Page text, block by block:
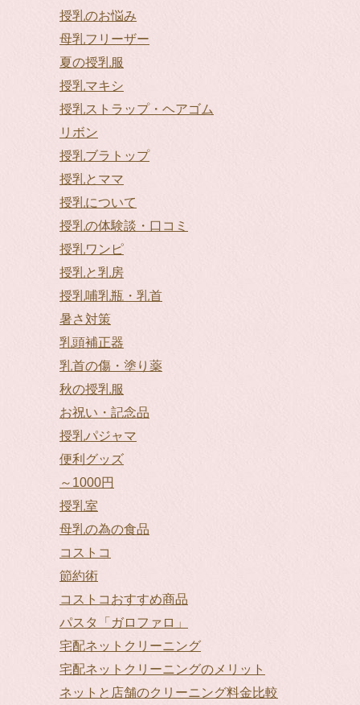
授乳のお悩み
母乳フリーザー
夏の授乳服
授乳マキシ
授乳ストラップ・ヘアゴム
リボン
授乳ブラトップ
授乳とママ
授乳について
授乳の体験談・口コミ
授乳ワンピ
授乳と乳房
授乳哺乳瓶・乳首
暑さ対策
乳頭補正器
乳首の傷・塗り薬
秋の授乳服
お祝い・記念品
授乳パジャマ
便利グッズ
～1000円
授乳室
母乳の為の食品
コストコ
節約術
コストコおすすめ商品
パスタ「ガロファロ」
宅配ネットクリーニング
宅配ネットクリーニングのメリット
ネットと店舗のクリーニング料金比較